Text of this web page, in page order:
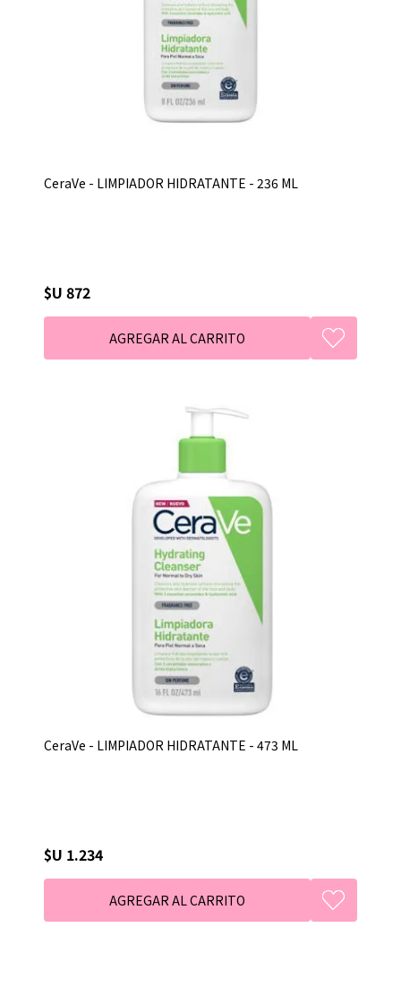
CeraVe - LIMPIADOR HIDRATANTE - 236 ML
$U 872
CeraVe - LIMPIADOR HIDRATANTE - 473 ML
$U 1.234